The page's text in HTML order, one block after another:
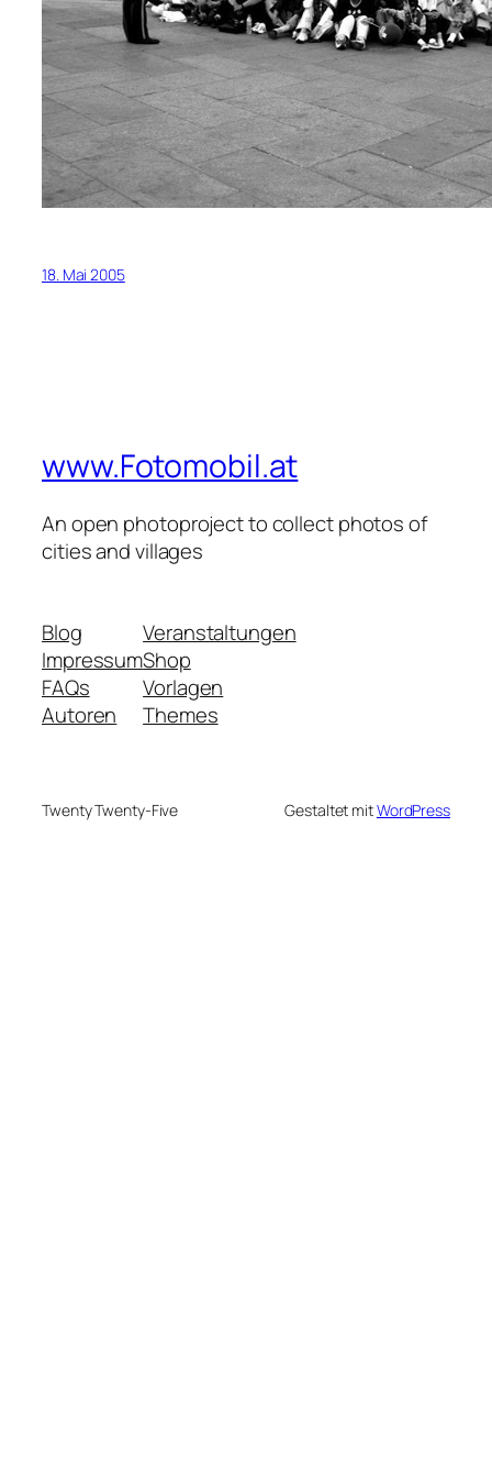
18. Mai 2005
www.Fotomobil.at
An open photoproject to collect photos of
cities and villages
Blog
Impressum
FAQs
Autoren
Veranstaltungen
Shop
Vorlagen
Themes
Twenty Twenty-Five Gestaltet mitWordPress